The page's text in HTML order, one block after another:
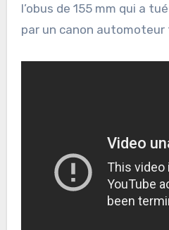
l’obus de 155 mm qui a
par un canon automoteur